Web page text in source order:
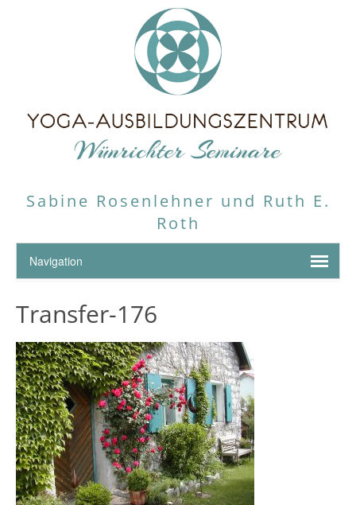
Sabine Rosenlehner und Ruth E.
Roth
Transfer-176